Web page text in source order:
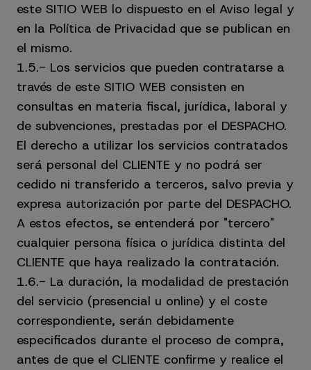
este SITIO WEB lo dispuesto en el Aviso legal y
en la Política de Privacidad que se publican en
el mismo.
1.5.- Los servicios que pueden contratarse a
través de este SITIO WEB consisten en
consultas en materia fiscal, jurídica, laboral y
de subvenciones, prestadas por el DESPACHO.
El derecho a utilizar los servicios contratados
será personal del CLIENTE y no podrá ser
cedido ni transferido a terceros, salvo previa y
expresa autorización por parte del DESPACHO.
A estos efectos, se entenderá por "tercero"
cualquier persona física o jurídica distinta del
CLIENTE que haya realizado la contratación.
1.6.- La duración, la modalidad de prestación
del servicio (presencial u online) y el coste
correspondiente, serán debidamente
especificados durante el proceso de compra,
antes de que el CLIENTE confirme y realice el